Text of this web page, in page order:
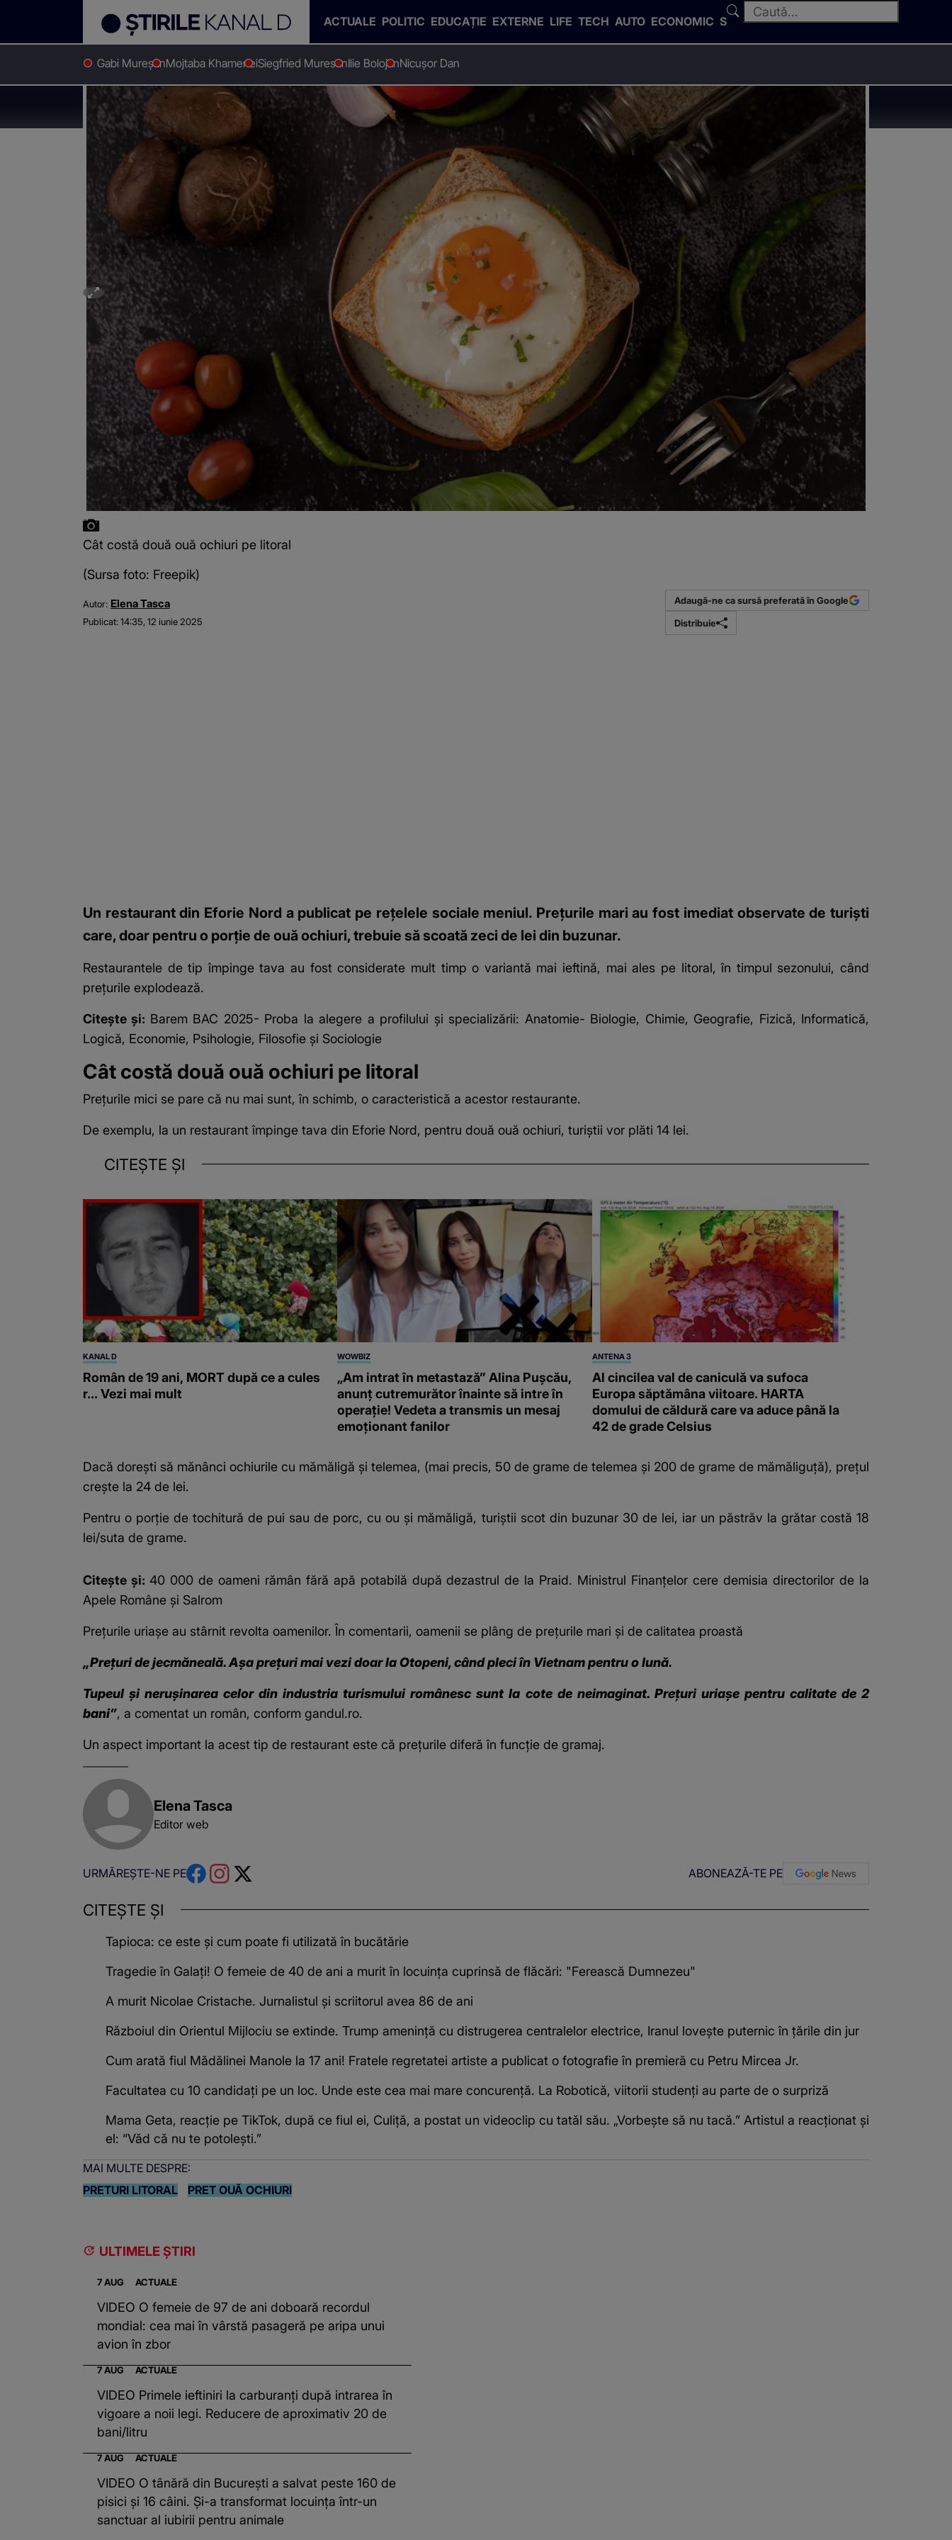
ACTUALE POLITIC EDUCAȚIE EXTERNE LIFE TECH AUTO ECONOMIC SPORT
Gabi MureșanMojtaba KhameneiSiegfried MuresanIlie BolojanNicușor Dan
Stirile Kanal D Stiri actuale Cât costă două ouă ochiuri pe litoral. Prețurile sunt uriașe
Cât costă două ouă ochiuri pe litoral. Prețurile sunt uriașe
Cât costă două ouă ochiuri pe litoral
(Sursa foto: Freepik)
Autor: Elena Tasca
Publicat:14:35, 12 iunie 2025
Adaugă-ne ca sursă preferată în Google
Distribuie
Un restaurant din Eforie Nord a publicat pe rețelele sociale meniul. Prețurile mari au fost imediat observate de turiști
care, doar pentru o porție de ouă ochiuri, trebuie să scoată zeci de lei din buzunar.
Restaurantele de tip împinge tava au fost considerate mult timp o variantă mai ieftină, mai ales pe litoral, în timpul sezonului, când
prețurile explodează.
Citește și: Barem BAC 2025- Proba la alegere a profilului şi specializării: Anatomie- Biologie, Chimie, Geografie, Fizică, Informatică,
Logică, Economie, Psihologie, Filosofie și Sociologie
Cât costă două ouă ochiuri pe litoral
Prețurile mici se pare că nu mai sunt, în schimb, o caracteristică a acestor restaurante.
De exemplu, la un restaurant împinge tava din Eforie Nord, pentru două ouă ochiuri, turiștii vor plăti 14 lei.
CITEȘTE ȘI
KANAL D
Român de 19 ani, MORT după ce a cules
r... Vezi mai mult
WOWBIZ
„Am intrat în metastază” Alina Pușcău,
anunț cutremurător înainte să intre în
operație! Vedeta a transmis un mesaj
emoționant fanilor
ANTENA 3
Al cincilea val de caniculă va sufoca
Europa săptămâna viitoare. HARTA
domului de căldură care va aduce până la
42 de grade Celsius
Dacă dorești să mănânci ochiurile cu mămăligă și telemea, (mai precis, 50 de grame de telemea și 200 de grame de mămăliguță), prețul
crește la 24 de lei.
Pentru o porție de tochitură de pui sau de porc, cu ou și mămăligă, turiștii scot din buzunar 30 de lei, iar un păstrăv la grătar costă 18
lei/suta de grame.
Citește și: 40 000 de oameni rămân fără apă potabilă după dezastrul de la Praid. Ministrul Finanțelor cere demisia directorilor de la
Apele Române și Salrom
Prețurile uriașe au stârnit revolta oamenilor. În comentarii, oamenii se plâng de prețurile mari și de calitatea proastă
„Prețuri de jecmăneală. Așa prețuri mai vezi doar la Otopeni, când pleci în Vietnam pentru o lună.
Tupeul și nerușinarea celor din industria turismului românesc sunt la cote de neimaginat. Prețuri uriașe pentru calitate de 2
bani”, a comentat un român, conform gandul.ro.
Un aspect important la acest tip de restaurant este că prețurile diferă în funcție de gramaj.
Elena Tasca
Editor web
URMĂREȘTE-NE PE ABONEAZĂ-TE PE
CITEȘTE ȘI
Tapioca: ce este și cum poate fi utilizată în bucătărie
Tragedie în Galați! O femeie de 40 de ani a murit în locuința cuprinsă de flăcări: "Ferească Dumnezeu"
A murit Nicolae Cristache. Jurnalistul și scriitorul avea 86 de ani
Războiul din Orientul Mijlociu se extinde. Trump amenință cu distrugerea centralelor electrice, Iranul lovește puternic în țările din jur
Cum arată fiul Mădălinei Manole la 17 ani! Fratele regretatei artiste a publicat o fotografie în premieră cu Petru Mircea Jr.
Facultatea cu 10 candidați pe un loc. Unde este cea mai mare concurență. La Robotică, viitorii studenți au parte de o surpriză
Mama Geta, reacție pe TikTok, după ce fiul ei, Culiță, a postat un videoclip cu tatăl său. „Vorbește să nu tacă.” Artistul a reacționat și
el: “Văd că nu te potoleşti.”
MAI MULTE DESPRE:
PRETURI LITORAL
PRET OUĂ OCHIURI
ULTIMELE ȘTIRI
7 AUG ACTUALE
VIDEO O femeie de 97 de ani doboară recordul
mondial: cea mai în vârstă pasageră pe aripa unui
avion în zbor
7 AUG ACTUALE
VIDEO Primele ieftiniri la carburanți după intrarea în
vigoare a noii legi. Reducere de aproximativ 20 de
bani/litru
7 AUG ACTUALE
VIDEO O tânără din București a salvat peste 160 de
pisici și 16 câini. Și-a transformat locuința într-un
sanctuar al iubirii pentru animale